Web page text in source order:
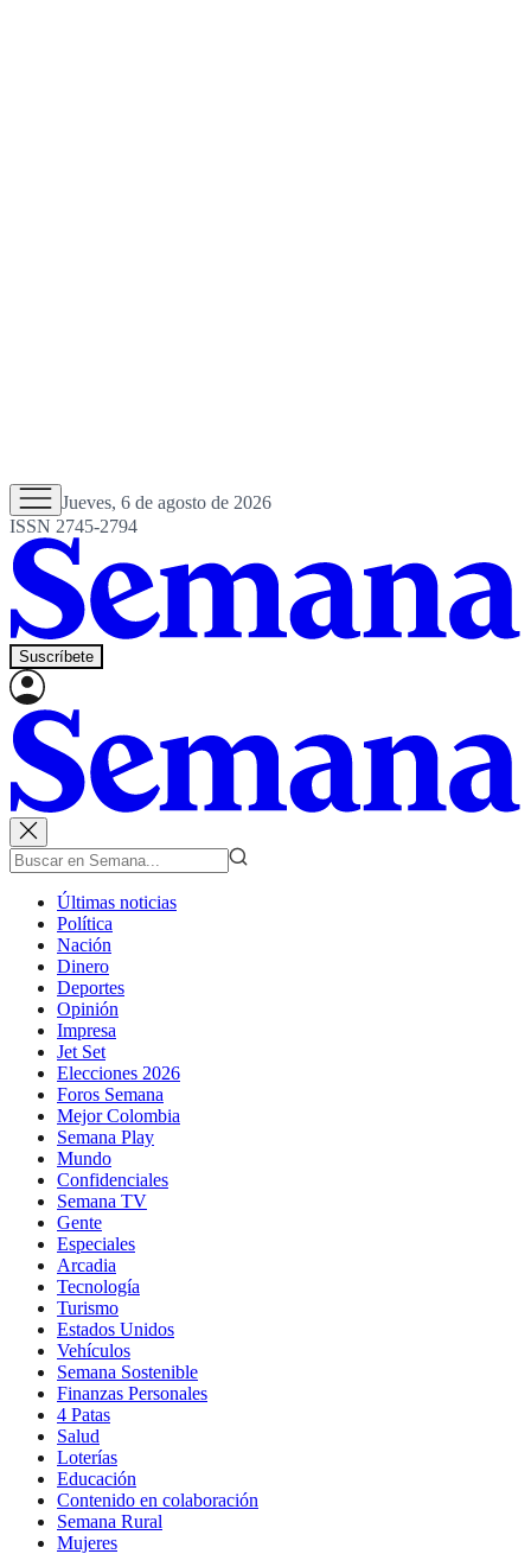
Jueves, 6 de agosto de 2026
ISSN 2745-2794
Suscríbete
Últimas noticias
Política
Nación
Dinero
Deportes
Opinión
Impresa
Jet Set
Elecciones 2026
Foros Semana
Mejor Colombia
Semana Play
Mundo
Confidenciales
Semana TV
Gente
Especiales
Arcadia
Tecnología
Turismo
Estados Unidos
Vehículos
Semana Sostenible
Finanzas Personales
4 Patas
Salud
Loterías
Educación
Contenido en colaboración
Semana Rural
Mujeres